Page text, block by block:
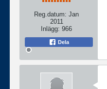
Reg.datum: Jan
2011
Inlägg: 966
Dela